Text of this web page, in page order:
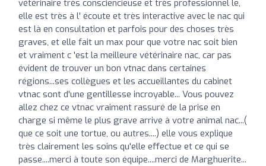
vétérinaire très consciencieuse et très professionnel le,
elle est très à l' écoute et très interactive avec le nac qui
est là en consultation et parfois pour des choses très
graves, et elle fait un max pour que votre nac soit bien
et vraiment c 'est la meilleure vétérinaire nac, car pas
évident de trouver un bon vtnac dans certaines
régions...ses collègues et les accueillantes du cabinet
vtnac sont d'une gentillesse incroyable... Vous pouvez
allez chez ce vtnac vraiment rassuré de la prise en
charge si même le plus grave arrive à votre animal nac...(
que ce soit une tortue, ou autres....) elle vous explique
très clairement les soins qu'elle effectue et ce qui se
passe....merci à toute son équipe....merci de Marghuerite...